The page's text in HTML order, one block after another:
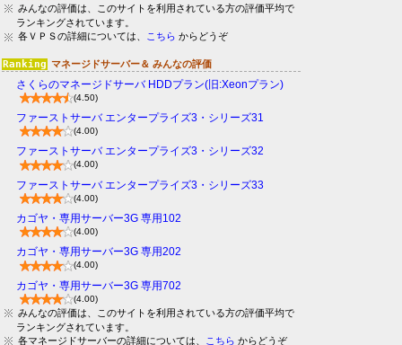
みんなの評価は、このサイトを利用されている方の評価平均で
ランキングされています。
各ＶＰＳの詳細については、 こちら からどうぞ
マネージドサーバー＆ みんなの評価
さくらのマネージドサーバ HDDプラン(旧:Xeonプラン)
(4.50)
ファーストサーバ エンタープライズ3・シリーズ31
(4.00)
ファーストサーバ エンタープライズ3・シリーズ32
(4.00)
ファーストサーバ エンタープライズ3・シリーズ33
(4.00)
カゴヤ・専用サーバー3G 専用102
(4.00)
カゴヤ・専用サーバー3G 専用202
(4.00)
カゴヤ・専用サーバー3G 専用702
(4.00)
みんなの評価は、このサイトを利用されている方の評価平均で
ランキングされています。
各マネージドサーバーの詳細については、
こちら からどうぞ